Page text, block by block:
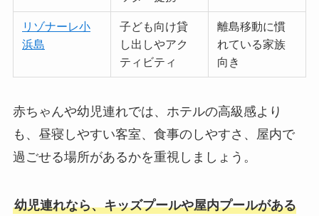
リゾナーレ小
浜島
子ども向け貸
し出しやアク
ティビティ
離島移動に慣
れている家族
向き
赤ちゃんや幼児連れでは、ホテルの高級感より
も、昼寝しやすい客室、食事のしやすさ、屋内で
過ごせる場所があるかを重視しましょう。
幼児連れなら、キッズプールや屋内プールがある